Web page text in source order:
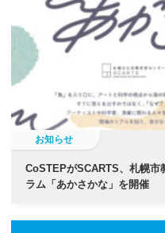
シ
ン
お知らせ
CoSTEPがSCARTS、札幌市
ラム「あかさかな」を開催